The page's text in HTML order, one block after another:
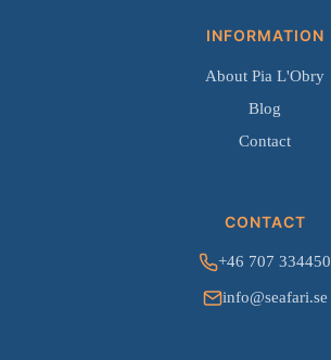
INFORMATION
About Pia L'Obry
Blog
Contact
CONTACT
+46 707 334450
info@seafari.se